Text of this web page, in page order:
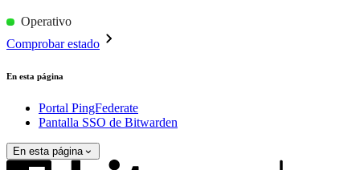
Operativo
Comprobar estado
En esta página
Portal PingFederate
Pantalla SSO de Bitwarden
En esta página